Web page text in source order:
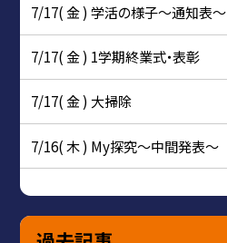
7/17( 金 ) 学活の様子〜通知表〜
7/17( 金 ) 1学期終業式・表彰
7/17( 金 ) 大掃除
7/16( 木 ) My探究～中間発表～